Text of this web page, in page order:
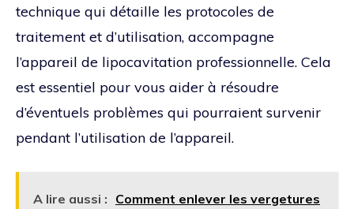
technique qui détaille les protocoles de
traitement et d’utilisation, accompagne
l’appareil de lipocavitation professionnelle. Cela
est essentiel pour vous aider à résoudre
d’éventuels problèmes qui pourraient survenir
pendant l’utilisation de l’appareil.
A lire aussi : Comment enlever les vergetures